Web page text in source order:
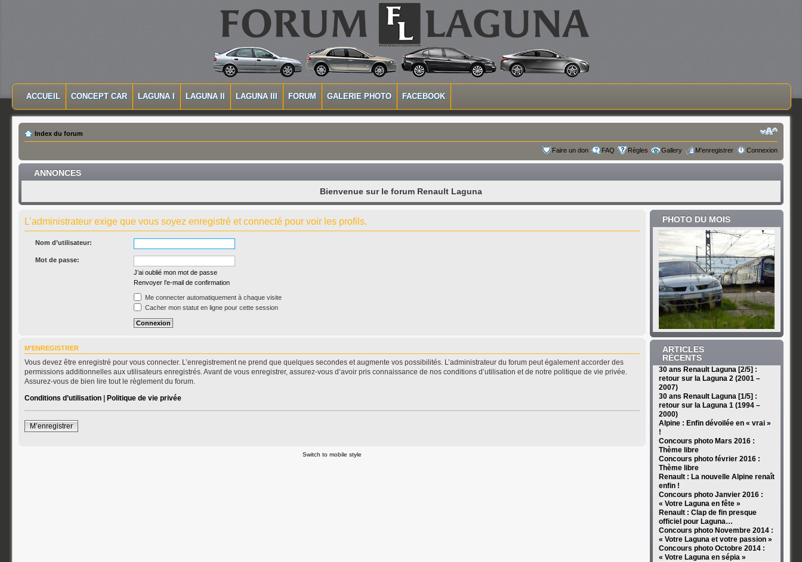
MENU PRINCIPAL
ACCUEIL CONCEPT CAR LAGUNA I LAGUNA II LAGUNA III FORUM GALERIE PHOTO FACEBOOK
Index du forum
Faire un don FAQ Règles Gallery M’enregistrer Connexion
ANNONCES
Bienvenue sur le forum Renault Laguna
L’administrateur exige que vous soyez enregistré et connecté pour voir les profils.
Nom d’utilisateur:
Mot de passe:
J’ai oublié mon mot de passe
Renvoyer l’e-mail de confirmation
Me connecter automatiquement à chaque visite
Cacher mon statut en ligne pour cette session
M’ENREGISTRER
Vous devez être enregistré pour vous connecter. L’enregistrement ne prend que quelques secondes et augmente vos possibilités. L’administrateur du forum peut également accorder des
permissions additionnelles aux utilisateurs enregistrés. Avant de vous enregistrer, assurez-vous d’avoir pris connaissance de nos conditions d’utilisation et de notre politique de vie privée.
Assurez-vous de bien lire tout le règlement du forum.
Conditions d’utilisation |Politique de vie privée
M’enregistrer
Switch to mobile style
PHOTO DU MOIS
ARTICLES
RÉCENTS
30 ans Renault Laguna [2/5] :
retour sur la Laguna 2 (2001 –
2007)
30 ans Renault Laguna [1/5] :
retour sur la Laguna 1 (1994 –
2000)
Alpine : Enfin dévoilée en « vrai »
!
Concours photo Mars 2016 :
Thème libre
Concours photo février 2016 :
Thème libre
Renault : La nouvelle Alpine renaît
enfin !
Concours photo Janvier 2016 :
« Votre Laguna en fête »
Renault : Clap de fin presque
officiel pour Laguna…
Concours photo Novembre 2014 :
« Votre Laguna et votre passion »
Concours photo Octobre 2014 :
« Votre Laguna en sépia »